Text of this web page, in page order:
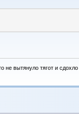
не вытянуло тягот и